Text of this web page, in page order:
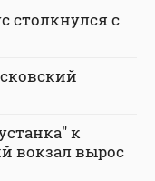
столкнулся с
к
вокзал вырос